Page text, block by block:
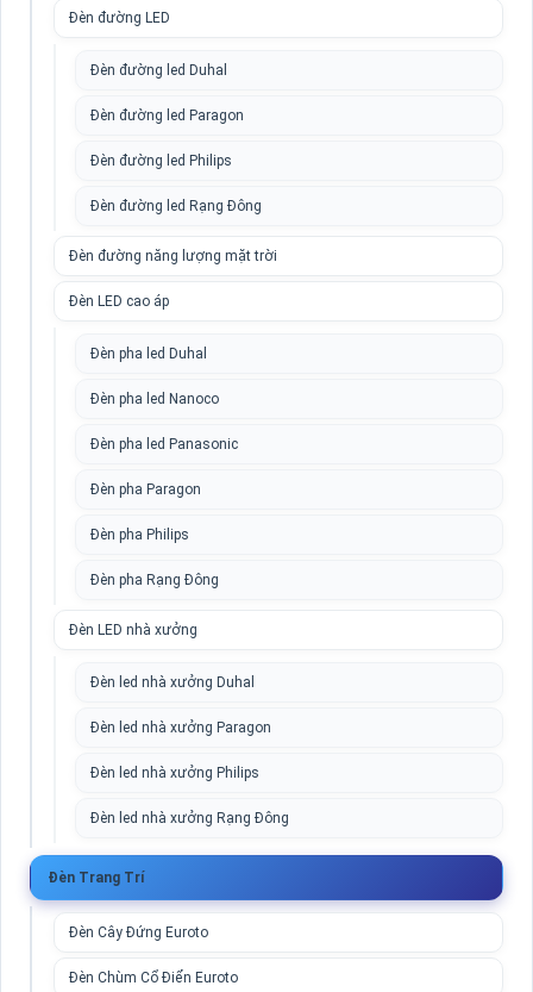
Đèn đường LED
Đèn đường led Duhal
Đèn đường led Paragon
Đèn đường led Philips
Đèn đường led Rạng Đông
Đèn đường năng lượng mặt trời
Đèn LED cao áp
Đèn pha led Duhal
Đèn pha led Nanoco
Đèn pha led Panasonic
Đèn pha Paragon
Đèn pha Philips
Đèn pha Rạng Đông
Đèn LED nhà xưởng
Đèn led nhà xưởng Duhal
Đèn led nhà xưởng Paragon
Đèn led nhà xưởng Philips
Đèn led nhà xưởng Rạng Đông
Đèn Trang Trí
Đèn Cây Đứng Euroto
Đèn Chùm Cổ Điển Euroto